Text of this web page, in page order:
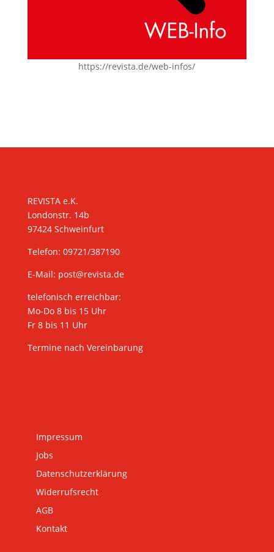
https://revista.de/web-infos/
REVISTA e.K.
Londonstr. 14b
97424 Schweinfurt
Telefon: 09721/387190
E-Mail: post@revista.de
telefonisch erreichbar:
Mo-Do 8 bis 15 Uhr
Fr 8 bis 11 Uhr
Termine nach Vereinbarung
Impressum
Jobs
Datenschutzerklärung
Widerrufsrecht
AGB
Kontakt